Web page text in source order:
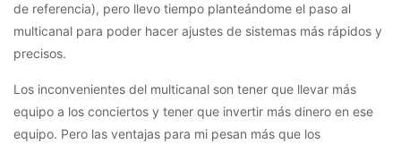
de referencia), pero llevo tiempo planteándome el paso al
multicanal para poder hacer ajustes de sistemas más rápidos y
precisos.
Los inconvenientes del multicanal son tener que llevar más
equipo a los conciertos y tener que invertir más dinero en ese
equipo. Pero las ventajas para mi pesan más que los